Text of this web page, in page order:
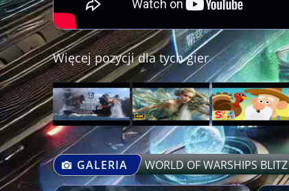
Więcej pozycji dla tych gier
GALERIA WORLD OF WARSHIPS BLITZ